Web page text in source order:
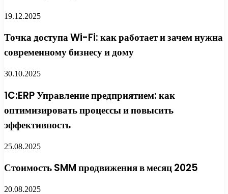
19.12.2025
Точка доступа Wi-Fi: как работает и зачем нужна
современному бизнесу и дому
30.10.2025
1C:ERP Управление предприятием: как
оптимизировать процессы и повысить
эффективность
25.08.2025
Стоимость SMM продвижения в месяц 2025
20.08.2025